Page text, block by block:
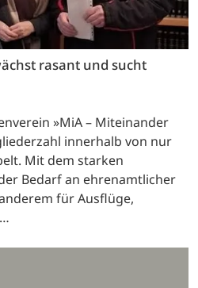
rasant und sucht
»MiA – Miteinander
innerhalb von nur
Mit dem starken
Bedarf an ehrenamtlicher
für Ausflüge,